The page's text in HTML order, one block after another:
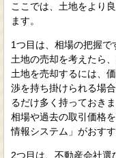
ここでは、土地をより
ます。
1つ目は、相場の把握で
土地の売却を考えたら
土地を売却するには、
渉を持ち掛けられる場
るだけ多く持っておきま
相場や過去の取引価格
情報システム」がおすす
2つ目は、不動産会社選